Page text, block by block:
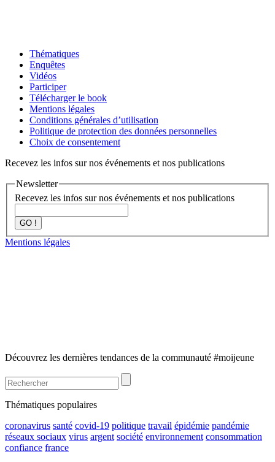
Thématiques
Enquêtes
Vidéos
Participer
Télécharger le book
Mentions légales
Conditions générales d’utilisation
Politique de protection des données personnelles
Choix de consentement
Recevez les infos sur nos événements et nos publications
Newsletter
Recevez les infos sur nos événements et nos publications
GO !
Mentions légales
Découvrez les dernières tendances de la communauté #moijeune
Thématiques populaires
coronavirus santé covid-19 politique travail épidémie pandémie
réseaux sociaux virus argent société environnement consommation
confiance france